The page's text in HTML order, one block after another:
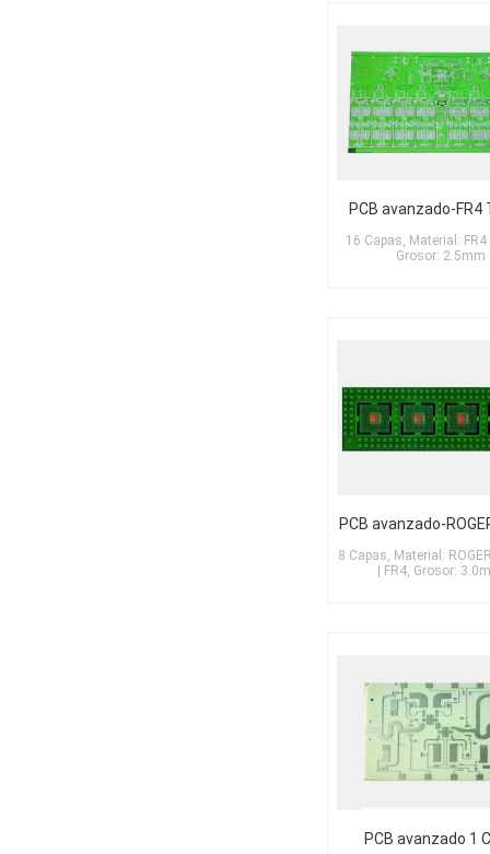
PCB avanzado-FR4
16 Capas, Material:
Grosor: 2.5mm
8 Capas, Material:
| FR4, Grosor:
PCB avanzado 1